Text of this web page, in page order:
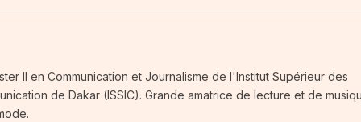
II en Communication et Journalisme de l'Institut Supérieur des
de Dakar (ISSIC). Grande amatrice de lecture et de